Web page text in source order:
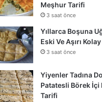
Meşhur Tarifi
3 saat önce
Yıllarca Boşuna
Eski Ve Aşırı
3 saat önce
Yiyenler Tadına
Patatesli Börek İçi
Tarifi